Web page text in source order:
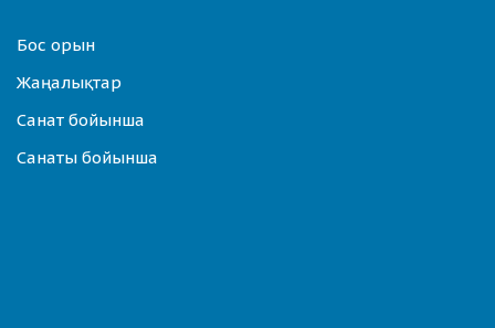
Бос орын
Жаңалықтар
Санат бойынша
Санаты бойынша